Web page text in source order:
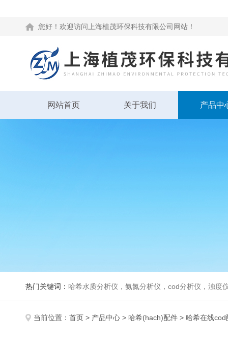
您好！欢迎访问上海植茂环保科技有限公司网站！
网站首页 关于我们 产品中
热门关键词： 哈希水质分析仪，氨氮分析仪，cod分析仪，浊度
当前位置： 首页 > 产品中心 > 哈希(hach)配件 > 哈希在线cod